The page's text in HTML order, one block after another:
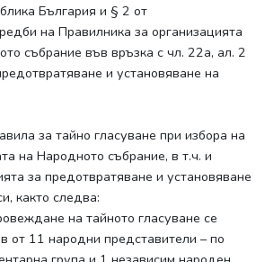
България и § 2 от
на Правилника за организацията
събрание във връзка с чл. 22а, ал. 2
и установяване на
за тайно гласуване при избора на
на Народното събрание, в т.ч. и
за предотвратяване и установяване
както следва:
на тайното гласуване се
от 11 народни представители – по